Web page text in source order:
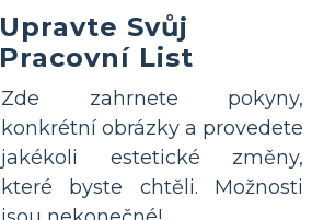
Upravte Svůj
Pracovní List
Zde zahrnete pokyny,
konkrétní obrázky a provedete
jakékoli estetické změny,
které byste chtěli. Možnosti